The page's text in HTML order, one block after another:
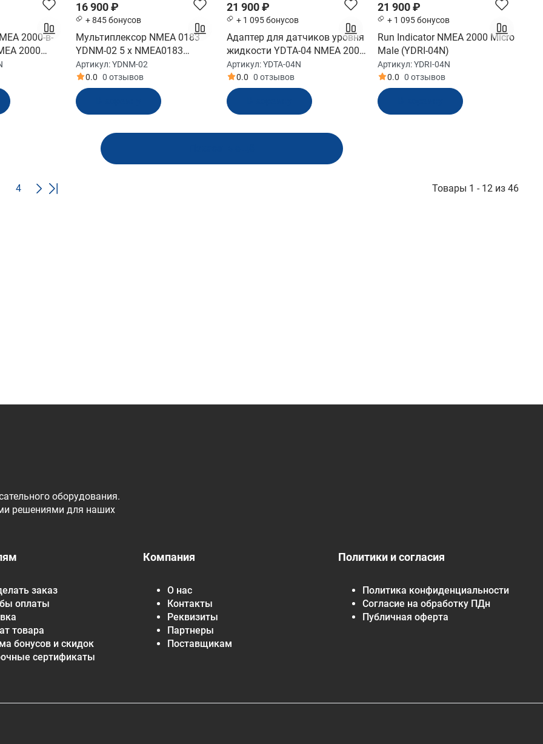
2000-в-
2000
02N)
16 900 ₽
+ 845 бонусов
Мультиплексор NMEA 0183
YDNM-02 5 x NMEA0183
SeaTalk (YDNM-02)
Артикул:YDNM-02
0.0 0 отзывов
21 900 ₽
+ 1 095 бонусов
Адаптер для датчиков уровня
жидкости YDTA-04 NMEA 2000
Micro Male 4xTanks (YDTA-04N)
Артикул:YDTA-04N
0.0 0 отзывов
21 900 ₽
+ 1 095 бонусов
Run Indicator NMEA 2000 Micro
Male (YDRI-04N)
Артикул:YDRI-04N
0.0 0 отзывов
Товары 1 - 12 из 46
4
оборудования.
решениями для наших
заказ
оплаты
товара
бонусов и скидок
сертификаты
Компания
О нас
Контакты
Реквизиты
Партнеры
Поставщикам
Политики и согласия
Политика конфиденциальности
Согласие на обработку ПДн
Публичная оферта